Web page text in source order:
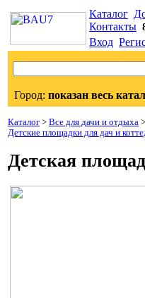
Каталог
Контакты
Вход
Город: показан весь
Каталог > Все для дачи и отдыха >
Детские площадки для дач и
Детская